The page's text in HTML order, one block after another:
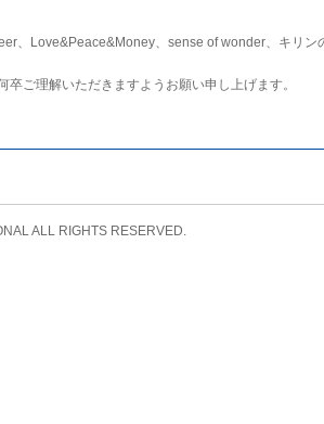
、Love&Peace&Money、sense of wonder、キリン
ご理解いただきますようお願い申し上げます。